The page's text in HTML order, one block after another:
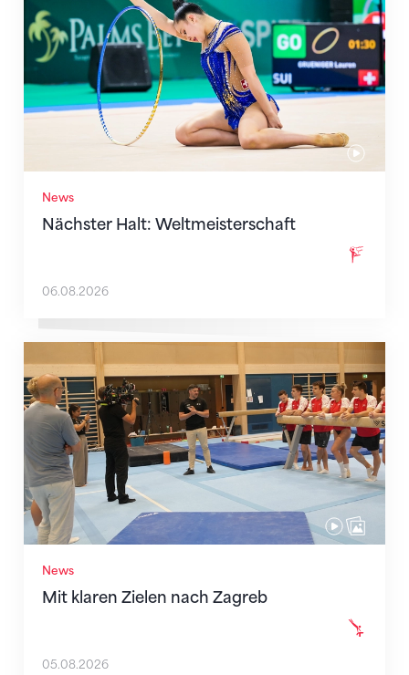
News
Nächster Halt: Weltmeisterschaft
06.08.2026
News
Mit klaren Zielen nach Zagreb
Mit klaren Zielen nach Zagreb
05.08.2026